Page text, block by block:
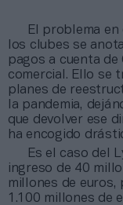
El problema en
los clubes se
pagos a cuenta
comercial. Ello se
planes de
la pandemia,
que devolver ese
ha encogido
Es el caso del
ingreso de 40
millones de
1.100 millones de